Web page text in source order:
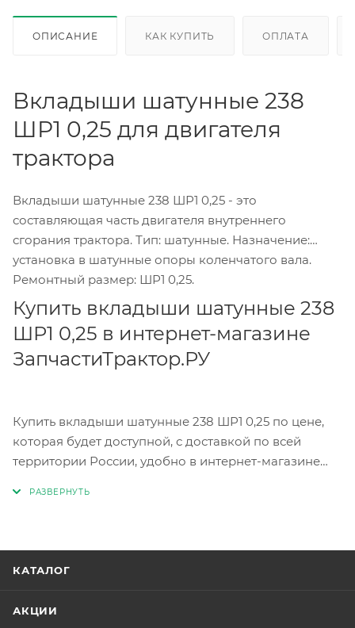
ОПИСАНИЕ КАК КУПИТЬ ОПЛАТА
Вкладыши шатунные 238
ШР1 0,25 для двигателя
трактора
Вкладыши шатунные 238 ШР1 0,25 - это
составляющая часть двигателя внутреннего
сгорания трактора. Тип: шатунные. Назначение:
установка в шатунные опоры коленчатого вала.
Ремонтный размер: ШР1 0,25.
Купить вкладыши шатунные 238
ШР1 0,25 в интернет-магазине
ЗапчастиТрактор.РУ
Купить вкладыши шатунные 238 ШР1 0,25 по цене,
которая будет доступной, с доставкой по всей
территории России, удобно в интернет-магазине
бесплатному номеру; перейдите в каталог
КАТАЛОГ
АКЦИИ